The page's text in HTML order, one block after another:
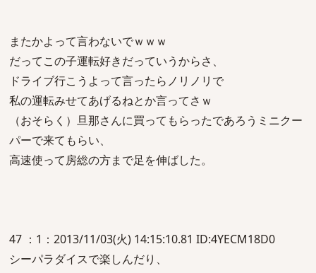
またかよって言わないでｗｗｗ
だってこの子運転好きだっていうからさ、
ドライブ行こうよって言ったらノリノリで
私の運転みせてあげるねとか言ってさｗ
（おそらく）旦那さんに買ってもらったであろうミニクー
パーで来てもらい、
高速使って房総の方まで足を伸ばした。
47 ：1：2013/11/03(火) 14:15:10.81 ID:4YECM18D0
シーパラダイスで楽しんだり、